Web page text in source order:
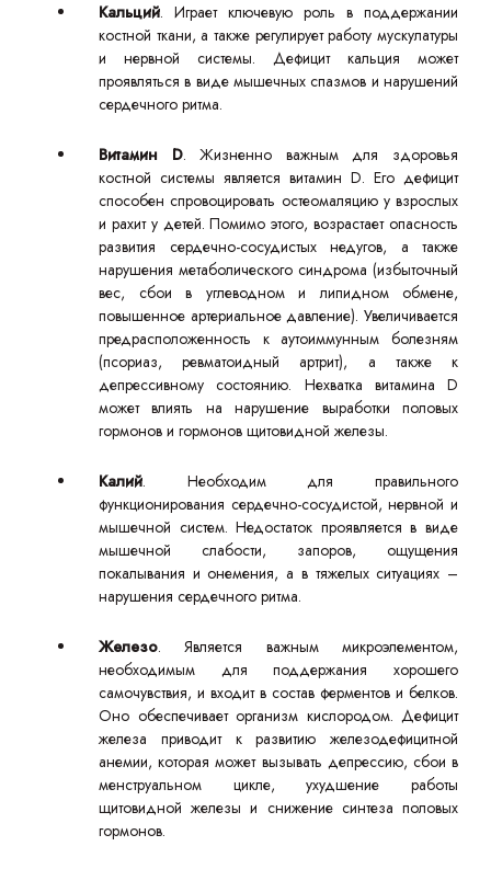
Кальций. Играет ключевую роль в поддержании
костной ткани, а также регулирует работу мускулатуры
и нервной системы. Дефицит кальция может
проявляться в виде мышечных спазмов и нарушений
сердечного ритма.
Витамин D. Жизненно важным для здоровья
костной системы является витамин D. Его дефицит
способен спровоцировать остеомаляцию у взрослых
и рахит у детей. Помимо этого, возрастает опасность
развития сердечно-сосудистых недугов, а также
нарушения метаболического синдрома (избыточный
вес, сбои в углеводном и липидном обмене,
повышенное артериальное давление). Увеличивается
предрасположенность к аутоиммунным болезням
(псориаз, ревматоидный артрит), а также к
депрессивному состоянию. Нехватка витамина D
может влиять на нарушение выработки половых
гормонов и гормонов щитовидной железы.
Калий. Необходим для правильного
функционирования сердечно-сосудистой, нервной и
мышечной систем. Недостаток проявляется в виде
мышечной слабости, запоров, ощущения
покалывания и онемения, а в тяжелых ситуациях –
нарушения сердечного ритма.
Железо. Является важным микроэлементом,
необходимым для поддержания хорошего
самочувствия, и входит в состав ферментов и белков.
Оно обеспечивает организм кислородом. Дефицит
железа приводит к развитию железодефицитной
анемии, которая может вызывать депрессию, сбои в
менструальном цикле, ухудшение работы
щитовидной железы и снижение синтеза половых
гормонов.